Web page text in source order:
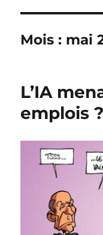
Mois : mai
L’IA
emplois ?